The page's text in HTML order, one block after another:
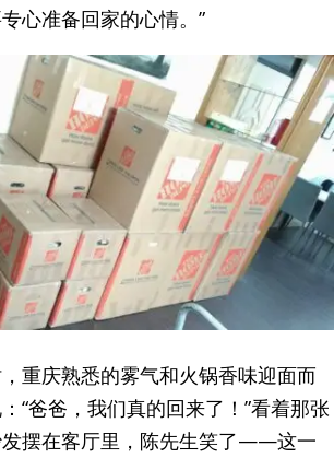
心准备回家的心情。”
重庆熟悉的雾气和火锅香味迎面而
“爸爸，我们真的回来了！”看着那张
发摆在客厅里，陈先生笑了——这一